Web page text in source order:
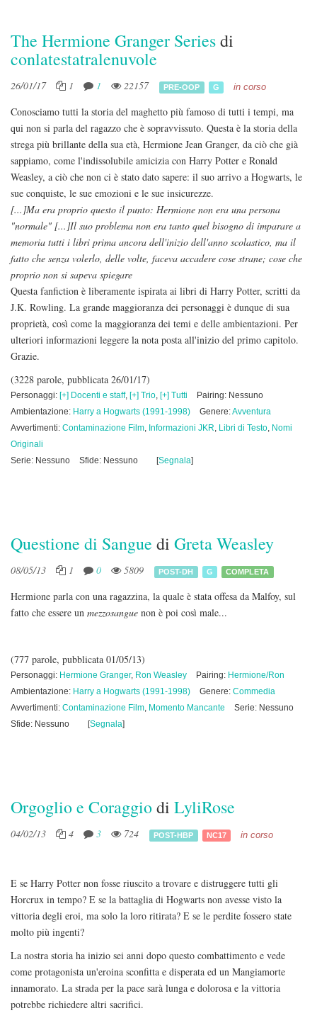
The Hermione Granger Seriesdi
conlatestatralenuvole
26/01/17 1 1 22157 PRE-OOP G in corso
Conosciamo tutti la storia del maghetto più famoso di tutti i tempi, ma
qui non si parla del ragazzo che è sopravvissuto. Questa è la storia della
strega più brillante della sua età, Hermione Jean Granger, da ciò che già
sappiamo, come l'indissolubile amicizia con Harry Potter e Ronald
Weasley, a ciò che non ci è stato dato sapere: il suo arrivo a Hogwarts, le
sue conquiste, le sue emozioni e le sue insicurezze.
[...]Ma era proprio questo il punto: Hermione non era una persona
"normale" [...]Il suo problema non era tanto quel bisogno di imparare a
memoria tutti i libri prima ancora dell'inizio dell'anno scolastico, ma il
fatto che senza volerlo, delle volte, faceva accadere cose strane; cose che
proprio non si sapeva spiegare
Questa fanfiction è liberamente ispirata ai libri di Harry Potter, scritti da
J.K. Rowling. La grande maggioranza dei personaggi è dunque di sua
proprietà, così come la maggioranza dei temi e delle ambientazioni. Per
ulteriori informazioni leggere la nota posta all'inizio del primo capitolo.
Grazie.
(3228 parole, pubblicata 26/01/17)
Personaggi: [+] Docenti e staff, [+] Trio, [+] Tutti
Pairing: Nessuno
Ambientazione: Harry a Hogwarts (1991-1998) Genere:Avventura
Avvertimenti: Contaminazione Film, Informazioni JKR, Libri di Testo, Nomi
Originali
Serie: Nessuno
Sfide: Nessuno [Segnala]
Questione di Sangue di Greta Weasley
08/05/13 1 0 5809 POST-DH G COMPLETA
Hermione parla con una ragazzina, la quale è stata offesa da Malfoy, sul
fatto che essere un mezzosangue non è poi così male...
(777 parole, pubblicata 01/05/13)
Personaggi: Hermione Granger, Ron Weasley Pairing: Hermione/Ron
Ambientazione: Harry a Hogwarts (1991-1998) Genere: Commedia
Avvertimenti: Contaminazione Film, Momento Mancante
Serie: Nessuno
Sfide: Nessuno
[Segnala]
Orgoglio e Coraggiodi LyliRose
04/02/13 4 3 724 POST-HBP NC17 in corso
E se Harry Potter non fosse riuscito a trovare e distruggere tutti gli
Horcrux in tempo? E se la battaglia di Hogwarts non avesse visto la
vittoria degli eroi, ma solo la loro ritirata? E se le perdite fossero state
molto più ingenti?
La nostra storia ha inizio sei anni dopo questo combattimento e vede
come protagonista un'eroina sconfitta e disperata ed un Mangiamorte
innamorato. La strada per la pace sarà lunga e dolorosa e la vittoria
potrebbe richiedere altri sacrifici.